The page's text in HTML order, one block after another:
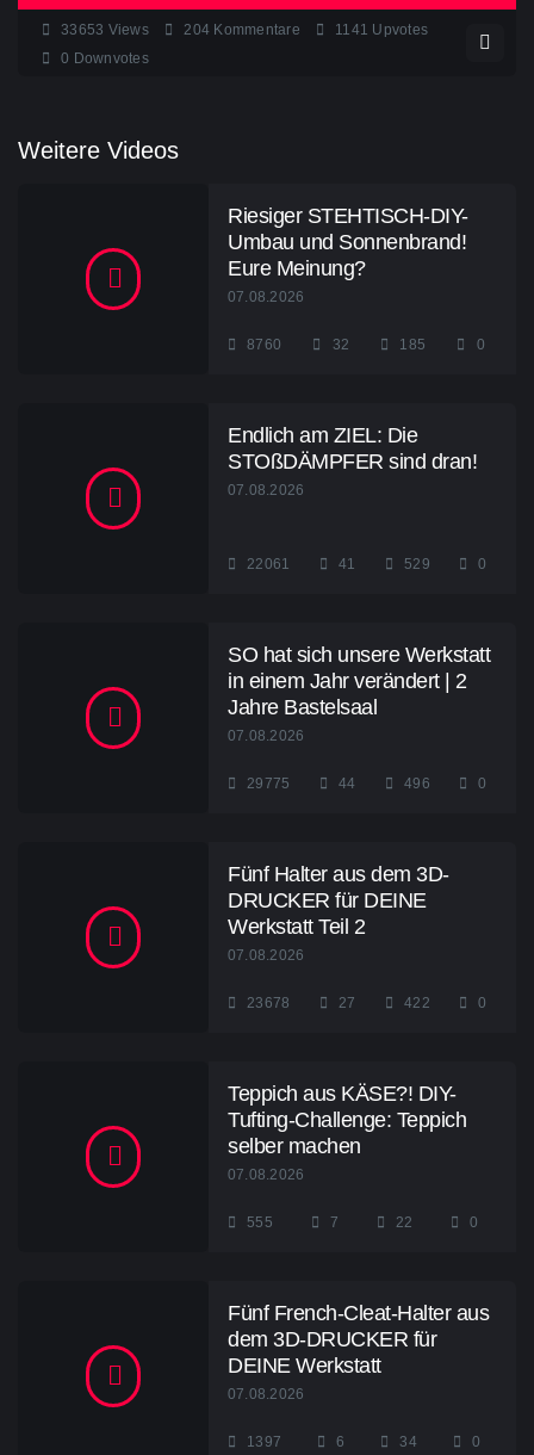
33653 Views 204 Kommentare 1141 Upvotes
0 Downvotes
Weitere Videos
Riesiger STEHTISCH-DIY-
Umbau und Sonnenbrand!
Eure Meinung?
07.08.2026
8760 32 185 0
Endlich am ZIEL: Die
STOßDÄMPFER sind dran!
07.08.2026
22061 41 529 0
SO hat sich unsere Werkstatt
in einem Jahr verändert | 2
Jahre Bastelsaal
07.08.2026
29775 44 496 0
Fünf Halter aus dem 3D-
DRUCKER für DEINE
Werkstatt Teil 2
07.08.2026
23678 27 422 0
Teppich aus KÄSE?! DIY-
Tufting-Challenge: Teppich
selber machen
07.08.2026
555 7 22 0
Fünf French-Cleat-Halter aus
dem 3D-DRUCKER für
DEINE Werkstatt
07.08.2026
1397 6 34 0